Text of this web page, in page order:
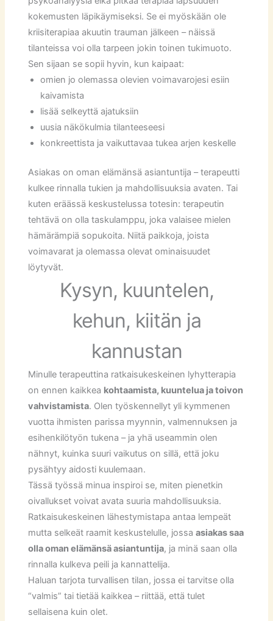
kokemusten läpikäymiseksi. Se ei myöskään ole
kriisiterapiaa akuutin trauman jälkeen – näissä
tilanteissa voi olla tarpeen jokin toinen tukimuoto.
Sen sijaan se sopii hyvin, kun kaipaat:
omien jo olemassa olevien voimavarojesi esiin
kaivamista
lisää selkeyttä ajatuksiin
uusia näkökulmia tilanteeseesi
konkreettista ja vaikuttavaa tukea arjen keskelle
Asiakas on oman elämänsä asiantuntija – terapeutti
kulkee rinnalla tukien ja mahdollisuuksia avaten. Tai
kuten eräässä keskustelussa totesin: terapeutin
tehtävä on olla taskulamppu, joka valaisee mielen
hämärämpiä sopukoita. Niitä paikkoja, joista
voimavarat ja olemassa olevat ominaisuudet
löytyvät.
Kysyn, kuuntelen,
kehun, kiitän ja
kannustan
Minulle terapeuttina ratkaisukeskeinen lyhytterapia
on ennen kaikkea kohtaamista, kuuntelua ja toivon
vahvistamista. Olen työskennellyt yli kymmenen
vuotta ihmisten parissa myynnin, valmennuksen ja
esihenkilötyön tukena – ja yhä useammin olen
nähnyt, kuinka suuri vaikutus on sillä, että joku
pysähtyy aidosti kuulemaan.
Tässä työssä minua inspiroi se, miten pienetkin
oivallukset voivat avata suuria mahdollisuuksia.
Ratkaisukeskeinen lähestymistapa antaa lempeät
mutta selkeät raamit keskustelulle, jossaasiakas saa
olla oman elämänsä asiantuntija, ja minä saan olla
rinnalla kulkeva peili ja kannattelija.
Haluan tarjota turvallisen tilan, jossa ei tarvitse olla
“valmis” tai tietää kaikkea – riittää, että tulet
sellaisena kuin olet.